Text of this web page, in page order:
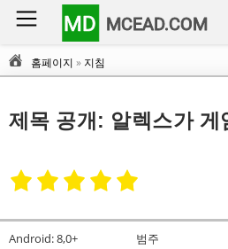
MD MCEAD.COM
홈페이지 » 지침
제목 공개: 알렉스가 게
Android:8,0+ 범주